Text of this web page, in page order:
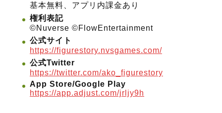
基本無料、アプリ内課金あり
権利表記
©️Nuverse ©️FlowEntertainment
公式サイト
https://figurestory.nvsgames.com/
公式Twitter
https://twitter.com/ako_figurestory
App Store/Google Play
https://app.adjust.com/jrljy9h